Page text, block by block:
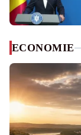
ECONOMIE